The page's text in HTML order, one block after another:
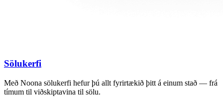
Sölukerfi
Með Noona sölukerfi hefur þú allt fyrirtækið þitt á einum stað — frá
tímum til viðskiptavina til sölu.